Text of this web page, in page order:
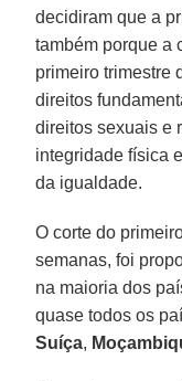
decidiram que a
também porque a
primeiro trimestre
direitos
direitos sexuais e
integridade física
da igualdade.
O corte do
semanas, foi
na maioria dos
quase todos os
Suíça,